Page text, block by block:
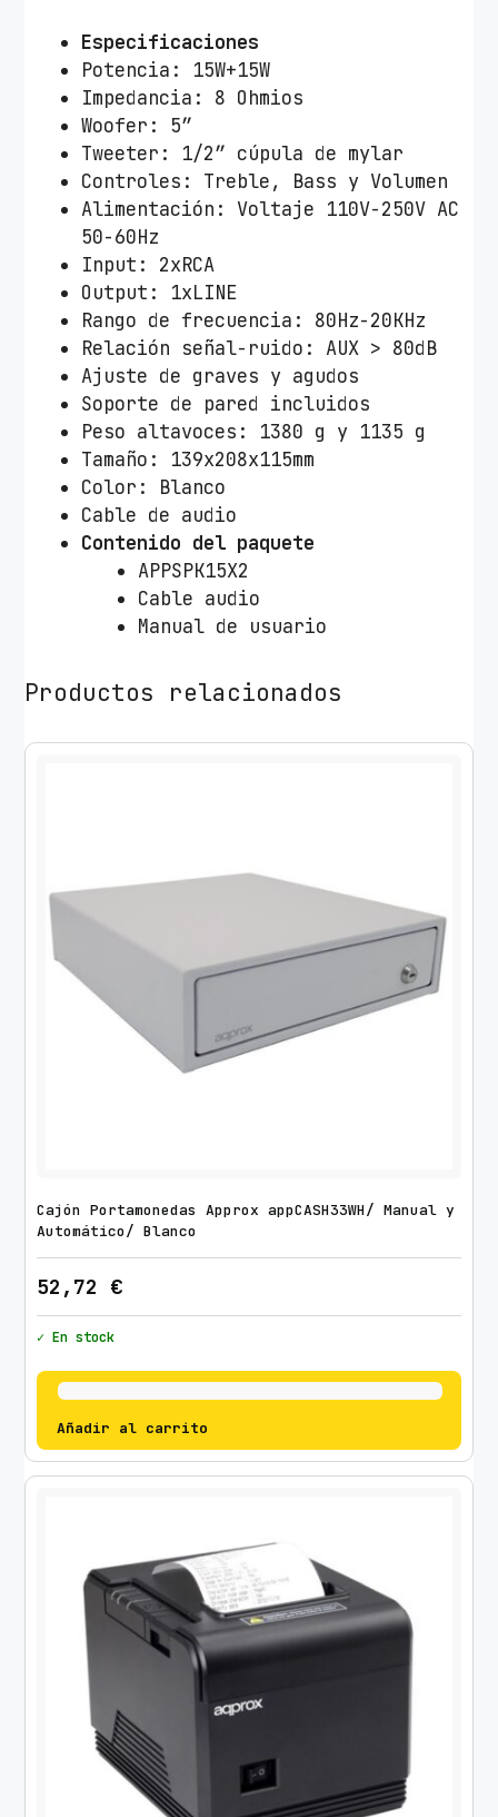
o
Especificaciones
Potencia: 15W+15W
Impedancia: 8 Ohmios
Woofer: 5”
Tweeter: 1/2” cúpula de mylar
Controles: Treble, Bass y Volumen
Alimentación: Voltaje 110V-250V AC
50-60Hz
Input: 2xRCA
Output: 1xLINE
Rango de frecuencia: 80Hz-20KHz
Relación señal-ruido: AUX > 80dB
Ajuste de graves y agudos
Soporte de pared incluidos
Peso altavoces: 1380 g y 1135 g
Tamaño: 139x208x115mm
Color: Blanco
Cable de audio
Contenido del paquete
APPSPK15X2
Cable audio
Manual de usuario
Productos relacionados
Cajón Portamonedas Approx appCASH33WH/ Manual y
Automático/ Blanco
52,72 €
✓ En stock
Añadir al carrito